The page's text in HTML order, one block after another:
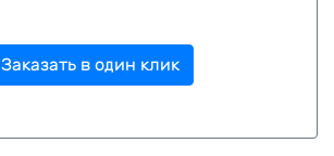
Заказать в один клик